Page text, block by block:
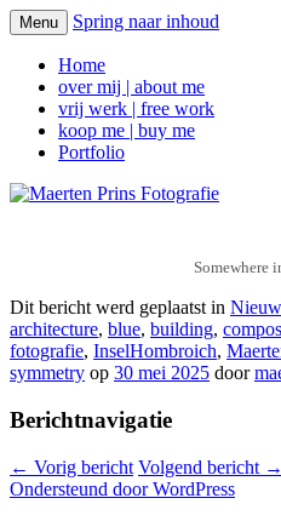
Maerten Prins
Menu Spring naar inhoud
Home
over mij | about me
vrij werk | free work
koop me | buy me
Portfolio
Somewhere
Dit bericht werd geplaatst in
architecture, blue, building,
fotografie, InselHombroich,
symmetry op 30 mei 2025 door
Berichtnavigatie
← Vorig bericht Volgend bericht →
Ondersteund door WordPress